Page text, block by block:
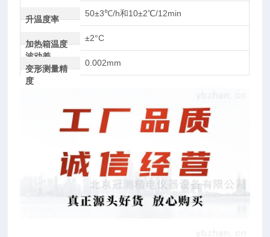
升温度率
50±3℃/h和10±2℃/12min
加热箱温度
波动差
±2°C
变形测量精
度
0.002mm